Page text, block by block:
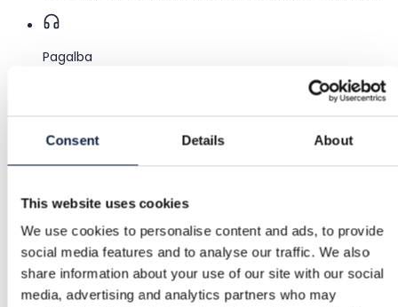
Consent Details About
This website uses cookies
We use cookies to personalise content and ads, to provide
social media features and to analyse our traffic. We also
share information about your use of our site with our social
media, advertising and analytics partners who may
Pagalba
Kategorija
Moterys/Grožis
Carolina Herrera
Dydis
–